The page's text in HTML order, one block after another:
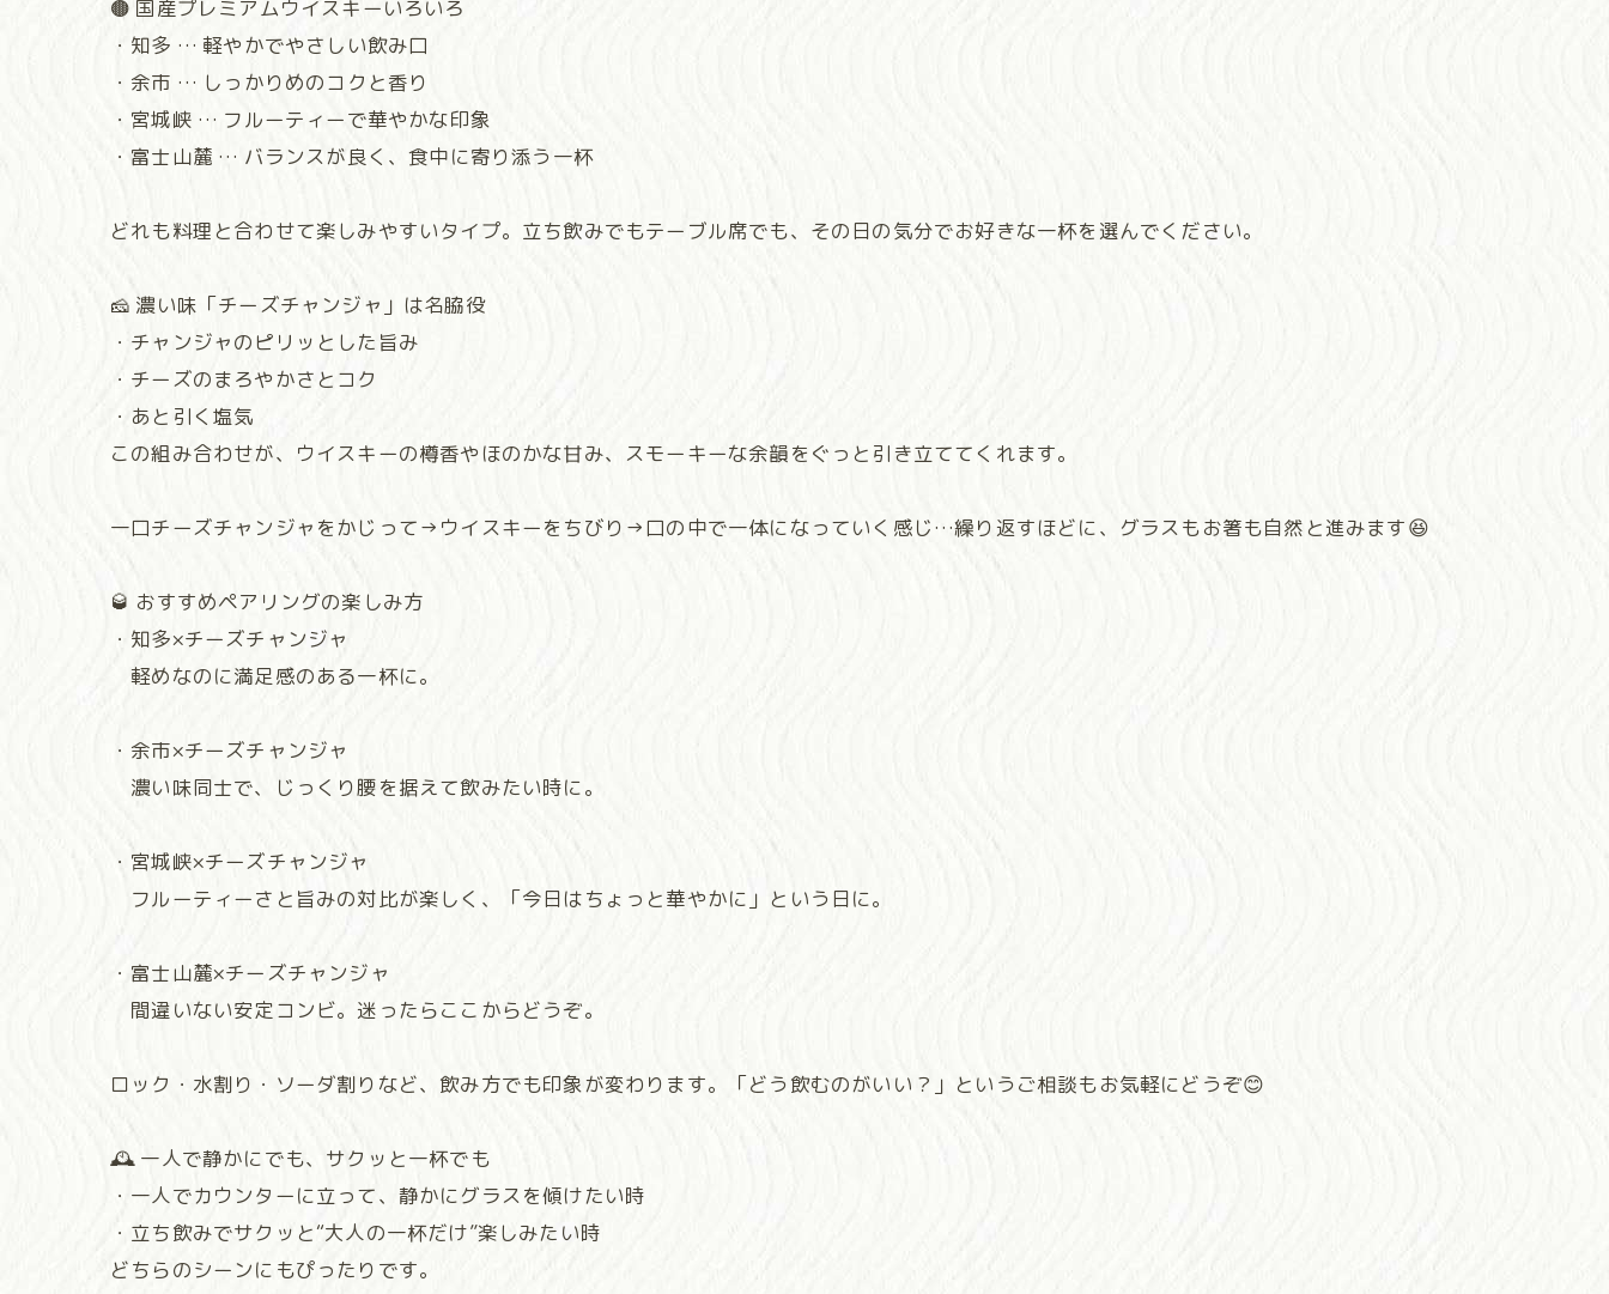
🟤 国産プレミアムウイスキーいろいろ
・知多 … 軽やかでやさしい飲み口
・余市 … しっかりめのコクと香り
・宮城峡 … フルーティーで華やかな印象
・富士山麓 … バランスが良く、食中に寄り添う一杯
どれも料理と合わせて楽しみやすいタイプ。立ち飲みでもテーブル席でも、その日の気分でお好きな一杯を選んでください。
🧀 濃い味「チーズチャンジャ」は名脇役
・チャンジャのピリッとした旨み
・チーズのまろやかさとコク
・あと引く塩気
この組み合わせが、ウイスキーの樽香やほのかな甘み、スモーキーな余韻をぐっと引き立ててくれます。
一口チーズチャンジャをかじって→ウイスキーをちびり→口の中で一体になっていく感じ…繰り返すほどに、グラスもお箸も自然と進みます😆
🥃 おすすめペアリングの楽しみ方
・知多×チーズチャンジャ
軽めなのに満足感のある一杯に。
・余市×チーズチャンジャ
濃い味同士で、じっくり腰を据えて飲みたい時に。
・宮城峡×チーズチャンジャ
フルーティーさと旨みの対比が楽しく、「今日はちょっと華やかに」という日に。
・富士山麓×チーズチャンジャ
間違いない安定コンビ。迷ったらここからどうぞ。
ロック・水割り・ソーダ割りなど、飲み方でも印象が変わります。「どう飲むのがいい？」というご相談もお気軽にどうぞ😊
🕰 一人で静かにでも、サクッと一杯でも
・一人でカウンターに立って、静かにグラスを傾けたい時
・立ち飲みでサクッと“大人の一杯だけ”楽しみたい時
どちらのシーンにもぴったりです。